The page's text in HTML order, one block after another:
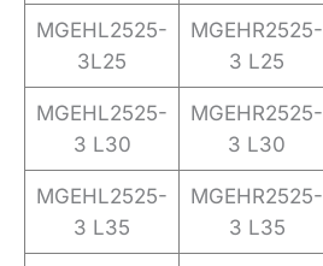
MGEHL2525-
3L25
MGEHR2525-
3 L25
MGEHL2525-
3 L30
MGEHR2525-
3 L30
MGEHL2525-
3 L35
MGEHR2525-
3 L35